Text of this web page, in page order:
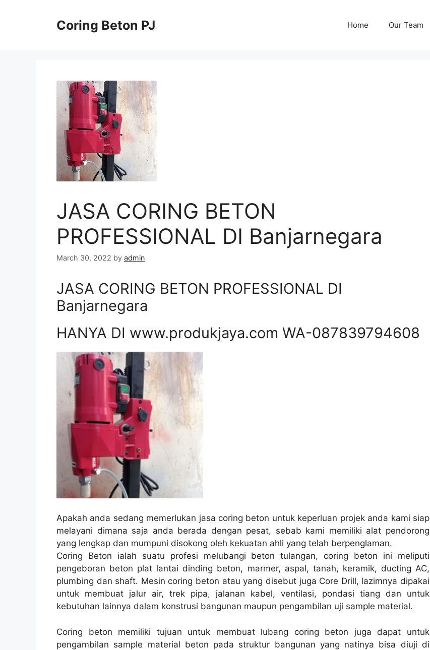
Coring Beton PJ Home Our Team
JASA CORING BETON
PROFESSIONAL DI Banjarnegara
March 30, 2022 by admin
JASA CORING BETON PROFESSIONAL DI
Banjarnegara
HANYA DI www.produkjaya.com WA-087839794608
Apakah anda sedang memerlukan jasa coring beton untuk keperluan projek anda kami siap
melayani dimana saja anda berada dengan pesat, sebab kami memiliki alat pendorong
yang lengkap dan mumpuni disokong oleh kekuatan ahli yang telah berpenglaman.
Coring Beton ialah suatu profesi melubangi beton tulangan, coring beton ini meliputi
pengeboran beton plat lantai dinding beton, marmer, aspal, tanah, keramik, ducting AC,
plumbing dan shaft. Mesin coring beton atau yang disebut juga Core Drill, lazimnya dipakai
untuk membuat jalur air, trek pipa, jalanan kabel, ventilasi, pondasi tiang dan untuk
kebutuhan lainnya dalam konstrusi bangunan maupun pengambilan uji sample material.
Coring beton memiliki tujuan untuk membuat lubang coring beton juga dapat untuk
pengambilan sample material beton pada struktur bangunan yang natinya bisa diuji di